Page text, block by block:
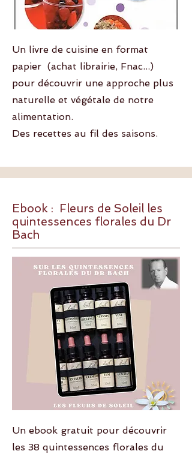
Un livre de cuisine en format
papier (achat librairie, Fnac...)
pour découvrir une approche plus
naturelle et végétale de notre
alimentation.
Des recettes au fil des saisons.
Ebook : Fleurs de Soleil les
quintessences florales du Dr
Bach
Un ebook gratuit pour découvrir
les 38 quintessences florales du